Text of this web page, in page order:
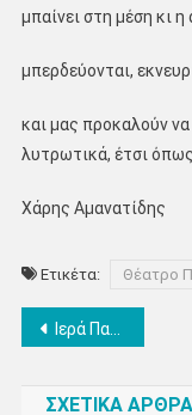
μπαίνει στη μέση κι η
μπερδεύονται,
και μας προκαλούν
λυτρωτικά, έτσι
Χάρης Αμανατίδης
Ετικέτα: Θέατρο
Πλοήγηση
Ιερά Πανήγυρις Ι.Ν. Αγίας Ειρήνης Χρυσοβαλάντου στο Πλατανόδασος Νεοκαισάρειας
ΣΧΕΤΙΚΑ ΑΡΘΡΑ